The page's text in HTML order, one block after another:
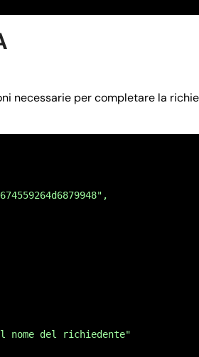
necessarie per completare la
del richiedente"